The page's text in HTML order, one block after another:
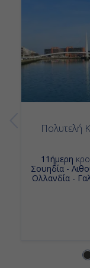
Πολυτελή
11ήμερη
Σουηδία -
Ολλανδία -